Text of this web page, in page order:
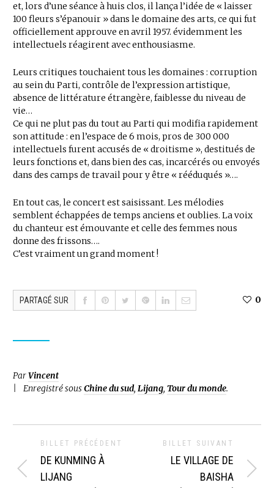
et, lors d’une séance à huis clos, il lança l’idée de « laisser
100 fleurs s’épanouir » dans le domaine des arts, ce qui fut
officiellement approuve en avril 1957. évidemment les
intellectuels réagirent avec enthousiasme.
Leurs critiques touchaient tous les domaines : corruption
au sein du Parti, contrôle de l’expression artistique,
absence de littérature étrangère, faiblesse du niveau de
vie…
Ce qui ne plut pas du tout au Parti qui modifia rapidement
son attitude : en l’espace de 6 mois, pros de 300 000
intellectuels furent accusés de « droitisme », destitués de
leurs fonctions et, dans bien des cas, incarcérés ou envoyés
dans des camps de travail pour y être « rééduqués »….
En tout cas, le concert est saisissant. Les mélodies
semblent échappées de temps anciens et oublies. La voix
du chanteur est émouvante et celle des femmes nous
donne des frissons….
C’est vraiment un grand moment !
PARTAGÉ SUR 0
ParVincent
Enregistré sousChine du sud, Lijang, Tour du monde.
BILLET PRÉCÉDENT
DE KUNMING À
LIJANG
BILLET SUIVANT
LE VILLAGE DE
BAISHA